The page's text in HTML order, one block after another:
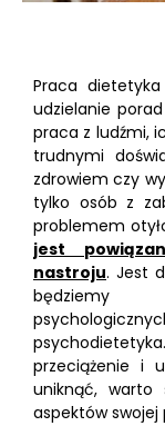
Praca
udzielanie
praca z ludźmi,
trudnymi
zdrowiem czy
tylko osób z
problemem
jest
nastroju. Jest
będziemy
przeciążenie i
uniknąć, warto
aspektów swojej